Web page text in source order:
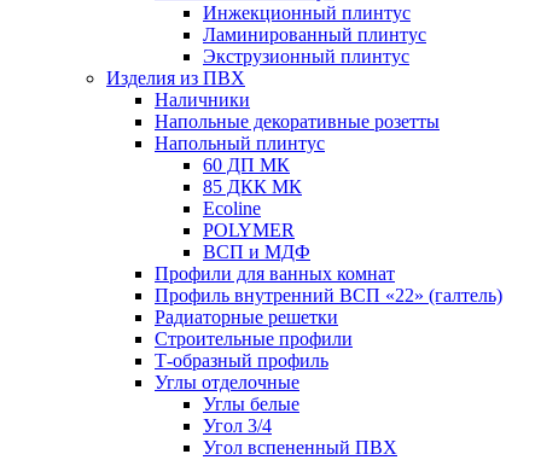
Инжекционный плинтус
Ламинированный плинтус
Экструзионный плинтус
Изделия из ПВХ
Наличники
Напольные декоративные розетты
Напольный плинтус
60 ДП МК
85 ДКК МК
Ecoline
POLYMER
ВСП и МДФ
Профили для ванных комнат
Профиль внутренний ВСП «22» (галтель)
Радиаторные решетки
Строительные профили
Т-образный профиль
Углы отделочные
Углы белые
Угол 3/4
Угол вспененный ПВХ